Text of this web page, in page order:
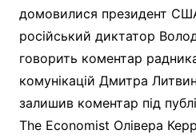
домовилися президент
російський диктатор
говорить коментар
комунікацій Дмитра
залишив коментар під
The Economist Олівера